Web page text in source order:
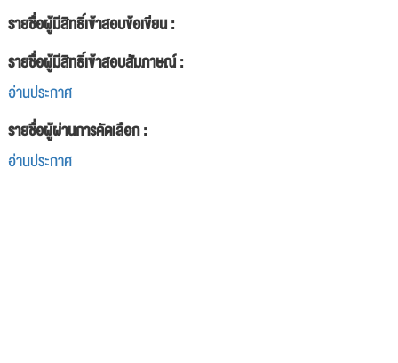
รายชื่อผู้มีสิทธิ์เข้าสอบข้อเขียน :
รายชื่อผู้มีสิทธิ์เข้าสอบสัมภาษณ์ :
อ่านประกาศ
รายชื่อผู้ผ่านการคัดเลือก :
อ่านประกาศ